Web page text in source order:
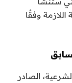
وفقًا
الصادر